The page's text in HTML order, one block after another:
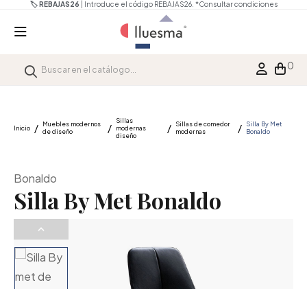
🏷️ REBAJAS26 | Introduce el código REBAJAS26. *Consultar condiciones
0
Inicio
Muebles modernos
de diseño
Sillas
modernas
diseño
Sillas de comedor
modernas
Silla By Met
Bonaldo
Bonaldo
Silla By Met Bonaldo